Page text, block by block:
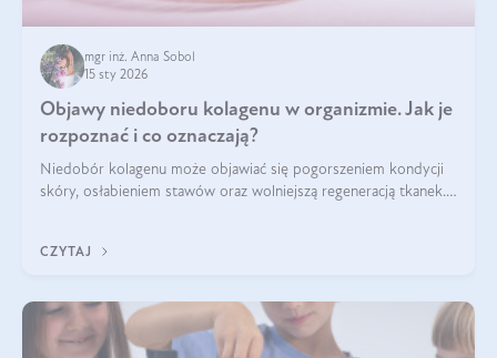
mgr inż. Anna Sobol
15 sty 2026
Objawy niedoboru kolagenu w organizmie. Jak je
rozpoznać i co oznaczają?
Niedobór kolagenu może objawiać się pogorszeniem kondycji
skóry, osłabieniem stawów oraz wolniejszą regeneracją tkanek.
osłabienie włosów.
CZYTAJ